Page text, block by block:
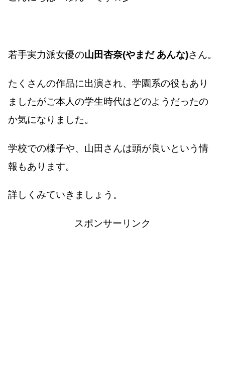
若手実力派女優の山田杏奈(やまだ あんな)さん。
たくさんの作品に出演され、学園系の役もあり
ましたがご本人の学生時代はどのようだったの
か気になりました。
学校での様子や、山田さんは頭が良いという情
報もあります。
詳しくみていきましょう。
スポンサーリンク